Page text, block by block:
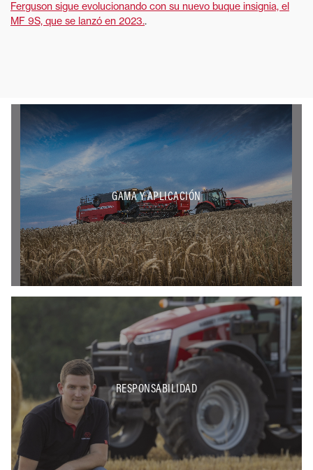
Ferguson sigue evolucionando con su nuevo buque insignia, el
MF 9S, que se lanzó en 2023..
GAMA Y APLICACIÓN
RESPONSABILIDAD